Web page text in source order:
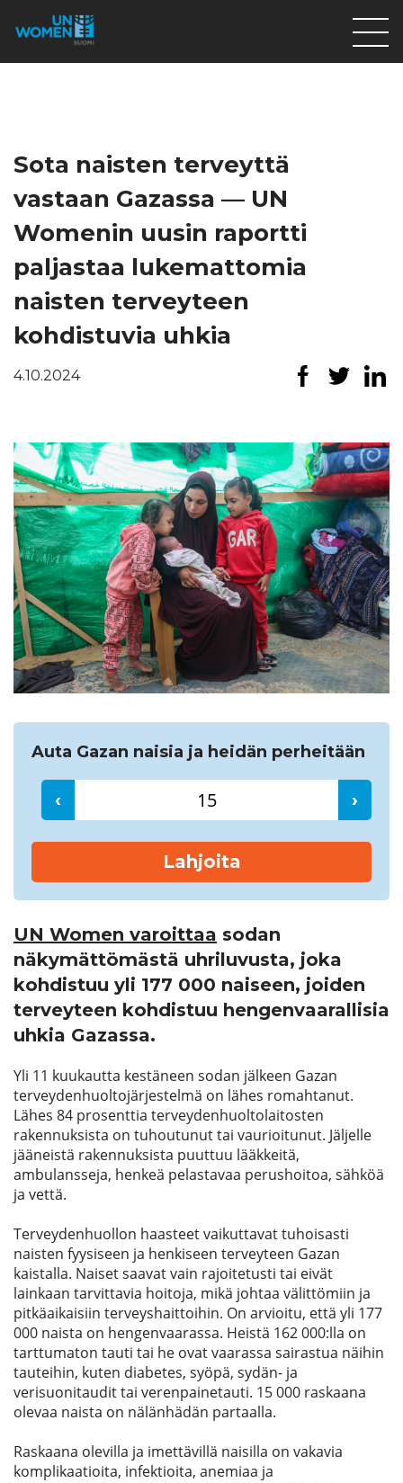
Tietoa meistä
På Svenska
Valikon rivi
Lahjoita
Etsi
Sota naisten terveyttä
vastaan Gazassa — UN
Womenin uusin raportti
paljastaa lukemattomia
naisten terveyteen
kohdistuvia uhkia
4.10.2024
Auta Gazan naisia ja heidän perheitään
‹ ›
Lahjoita
UN Women varoittaa sodan
näkymättömästä uhriluvusta, joka
kohdistuu yli 177 000 naiseen, joiden
terveyteen kohdistuu hengenvaarallisia
uhkia Gazassa.
Yli 11 kuukautta kestäneen sodan jälkeen Gazan
terveydenhuoltojärjestelmä on lähes romahtanut.
Lähes 84 prosenttia terveydenhuoltolaitosten
rakennuksista on tuhoutunut tai vaurioitunut. Jäljelle
jääneistä rakennuksista puuttuu lääkkeitä,
ambulansseja, henkeä pelastavaa perushoitoa, sähköä
ja vettä.
Terveydenhuollon haasteet vaikuttavat tuhoisasti
naisten fyysiseen ja henkiseen terveyteen Gazan
kaistalla. Naiset saavat vain rajoitetusti tai eivät
lainkaan tarvittavia hoitoja, mikä johtaa välittömiin ja
pitkäaikaisiin terveyshaittoihin. On arvioitu, että yli 177
000 naista on hengenvaarassa. Heistä 162 000:lla on
tarttumaton tauti tai he ovat vaarassa sairastua näihin
tauteihin, kuten diabetes, syöpä, sydän- ja
verisuonitaudit tai verenpainetauti. 15 000 raskaana
olevaa naista on nälänhädän partaalla.
Raskaana olevilla ja imettävillä naisilla on vakavia
komplikaatioita, infektioita, anemiaa ja